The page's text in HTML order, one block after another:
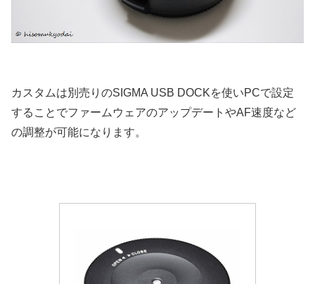
カスタムは別売りのSIGMA USB DOCKを使いPCで設定
することでファームウェアのアップデートやAF速度など
の調整が可能になります。